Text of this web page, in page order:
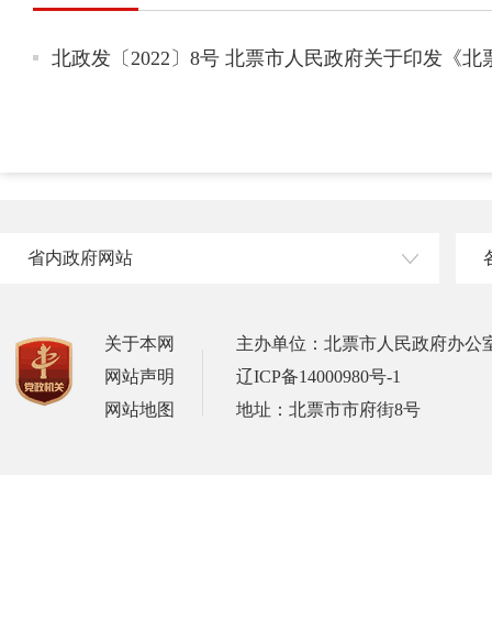
北政发〔2022〕8号 北票市人民政府关于印发《
省内政府网站
关于本网
网站声明
网站地图
主办单位：北票市人民政府办公
辽ICP备14000980号-1
地址：北票市市府街8号